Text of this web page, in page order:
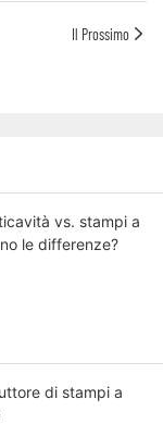
Il Prossimo
vs. stampi a
le differenze?
di stampi a